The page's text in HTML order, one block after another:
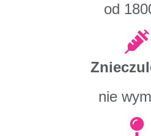
od
nie